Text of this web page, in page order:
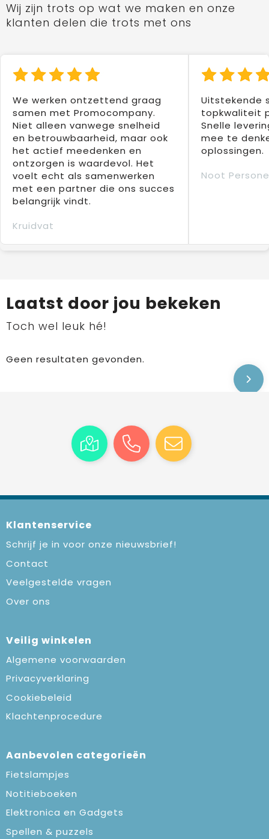
Wij zijn trots op wat we maken en onze
klanten delen die trots met ons
We werken ontzettend graag
samen met Promocompany.
Niet alleen vanwege snelheid
en betrouwbaarheid, maar ook
het actief meedenken en
ontzorgen is waardevol. Het
voelt echt als samenwerken
met een partner die ons succes
belangrijk vindt.
Kruidvat
Uitstekende
topkwaliteit
Snelle
mee te
oplossingen.
Noot
Laatst door jou bekeken
Toch wel leuk hé!
Geen resultaten gevonden.
Klantenservice
Schrijf je in voor onze nieuwsbrief!
Contact
Veelgestelde vragen
Over ons
Veilig winkelen
Algemene voorwaarden
Privacyverklaring
Cookiebeleid
Klachtenprocedure
Aanbevolen categorieën
Fietslampjes
Notitieboeken
Elektronica en Gadgets
Spellen & puzzels